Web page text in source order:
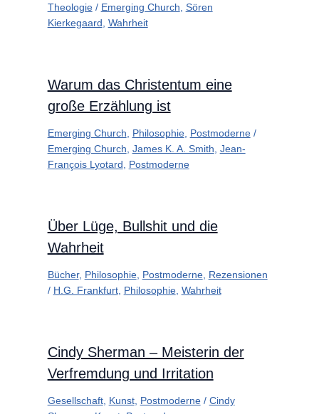
Theologie/ Emerging Church Sören
Kierkegaard Wahrheit
Warum das Christentum eine
große Erzählung ist
Emerging Church Philosophie, Postmoderne/
Emerging Church James K. A. Smith Jean-
François Lyotard
Postmoderne
Über Lüge, Bullshit und die
Wahrheit
Bücher, Philosophie, Postmoderne, Rezensionen
/ H.G. Frankfurt, Philosophie, Wahrheit
Cindy Sherman – Meisterin der
Verfremdung und Irritation
Gesellschaft, Kunst, Postmoderne/ Cindy